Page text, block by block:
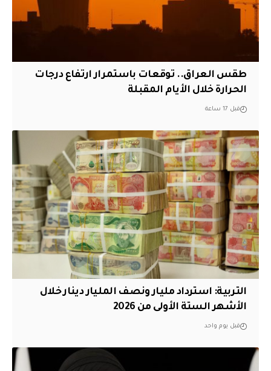
طقس العراق.. توقعات باستمرار ارتفاع درجات
الحرارة خلال الأيام المقبلة
قبل 17 ساعة
التربية: استرداد مليار ونصف المليار دينار خلال
الأشهر الستة الأولى من 2026
قبل يوم واحد